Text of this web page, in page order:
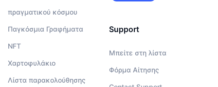
πραγματικού κόσμου
Παγκόσμια Γραφήματα
NFT
Χαρτοφυλάκιο
Λίστα παρακολούθησης
Support
Μπείτε στη λίστα
Φόρμα Αίτησης